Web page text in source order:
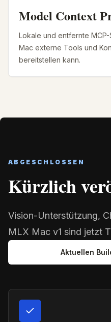
Model Context
Lokale und entfernte
Mac externe Tools und
bereitstellen kann.
ABGESCHLOSSEN
Kürzlich
Vision-Unterstützung,
MLX Mac v1 sind jetzt
Aktuellen